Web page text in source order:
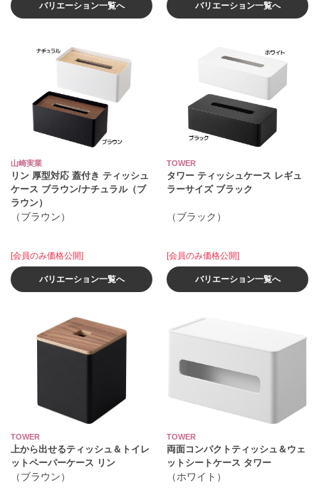
バリエーション一覧へ バリエーション一覧へ
山崎実業
リン 厚型対応 蓋付き ティッシュ
ケース ブラウン/ナチュラル（ブ
ラウン）
（ブラウン）
[会員のみ価格公開]
バリエーション一覧へ
TOWER
タワー ティッシュケース レギュ
ラーサイズ ブラック
（ブラック）
[会員のみ価格公開]
バリエーション一覧へ
TOWER
上から出せるティッシュ＆トイレ
ットペーパーケース リン
（ブラウン）
TOWER
両面コンパクトティッシュ＆ウェ
ットシートケース タワー
（ホワイト）